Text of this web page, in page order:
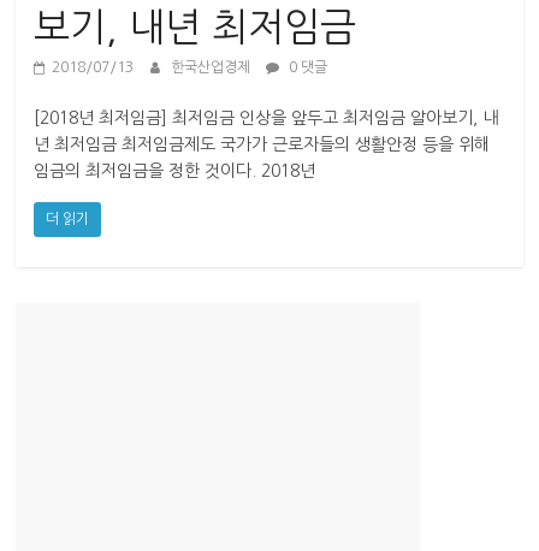
제
보기, 내년 최저임금
2018/07/13 한국산업경제 0 댓글
[2018년 최저임금] 최저임금 인상을 앞두고 최저임금 알아보기, 내
년 최저임금 최저임금제도 국가가 근로자들의 생활안정 등을 위해
임금의 최저임금을 정한 것이다. 2018년
더 읽기